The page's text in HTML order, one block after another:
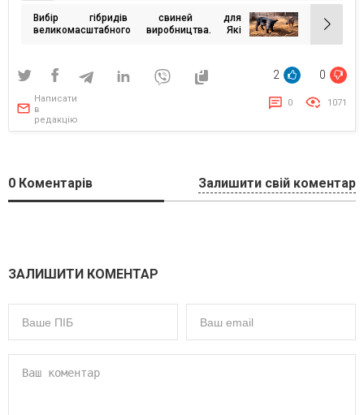
записів
Вибір гібридів свиней для
великомасштабного виробництва. Які
2 0
Написати
в
редакцію
0 1071
0 Коментарів Залишити свій коментар
ЗАЛИШИТИ КОМЕНТАР